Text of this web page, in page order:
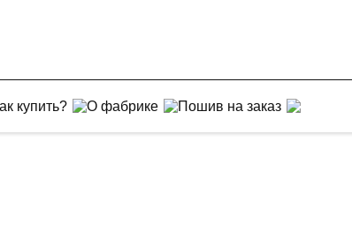
купить? О фабрике Пошив на заказ